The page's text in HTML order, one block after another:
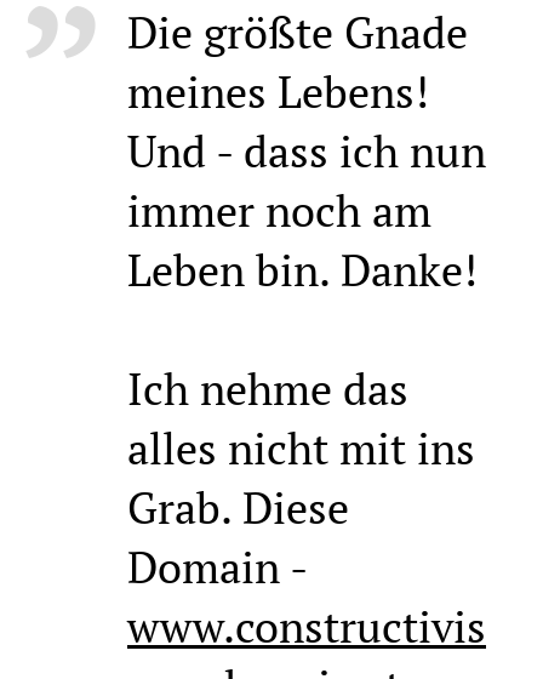
Die größte Gnade
meines Lebens!
Und - dass ich nun
immer noch am
Leben bin. Danke!
Ich nehme das
alles nicht mit ins
Grab. Diese
Domain -
www.constructivis